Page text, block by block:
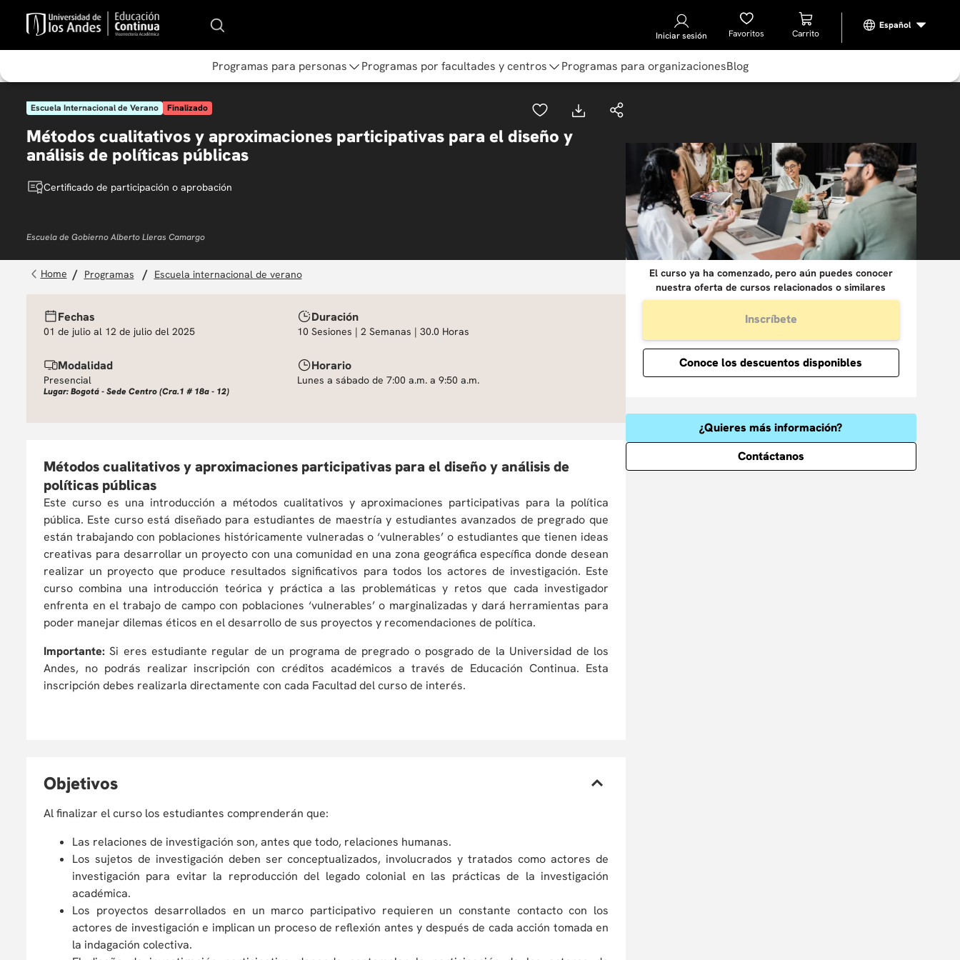
Iniciar sesión Favoritos
Programas para personas Programas por facultades y centros Programas para organizacionesBlog
Escuela Internacional de Verano Finalizado
Métodos cualitativos y aproximaciones participativas para el diseño y
análisis de políticas públicas
Certificado de participación o aprobación
Escuela de Gobierno Alberto Lleras Camargo
programas escuela internacional de verano
Fechas
01 de julio al 12 de julio del 2025
Duración
10 Sesiones | 2 Semanas | 30.0 Horas
Modalidad
Presencial
Lugar: Bogotá - Sede Centro (Cra.1 # 18a - 12)
Horario
Lunes a sábado de 7:00 a.m. a 9:50 a.m.
Métodos cualitativos y aproximaciones participativas para el diseño y análisis de
políticas públicas
Este curso es una introducción a métodos cualitativos y aproximaciones participativas para la política
pública. Este curso está diseñado para estudiantes de maestría y estudiantes avanzados de pregrado que
están trabajando con poblaciones históricamente vulneradas o ‘vulnerables’ o estudiantes que tienen ideas
creativas para desarrollar un proyecto con una comunidad en una zona geográfica específica donde desean
realizar un proyecto que produce resultados significativos para todos los actores de investigación. Este
curso combina una introducción teórica y práctica a las problemáticas y retos que cada investigador
enfrenta en el trabajo de campo con poblaciones ‘vulnerables’ o marginalizadas y dará herramientas para
poder manejar dilemas éticos en el desarrollo de sus proyectos y recomendaciones de política.
Importante:Si eres estudiante regular de un programa de pregrado o posgrado de la Universidad de los
Andes, no podrás realizar inscripción con créditos académicos a través de Educación Continua. Esta
inscripción debes realizarla directamente con cada Facultad del curso de interés.
Objetivos
Al finalizar el curso los estudiantes comprenderán que:
Las relaciones de investigación son, antes que todo, relaciones humanas.
Los sujetos de investigación deben ser conceptualizados, involucrados y tratados como actores de
investigación para evitar la reproducción del legado colonial en las prácticas de la investigación
académica.
Los proyectos desarrollados en un marco participativo requieren un constante contacto con los
actores de investigación e implican un proceso de reflexión antes y después de cada acción tomada en
la indagación colectiva.
El curso ya ha comenzado, pero aún puedes conocer
nuestra oferta de cursos relacionados o similares
Inscríbete
Conoce los descuentos disponibles
¿Quieres más información?
Contáctanos